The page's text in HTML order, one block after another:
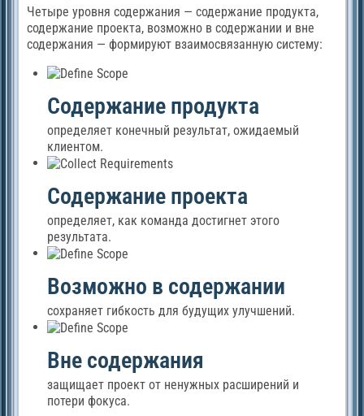
Четыре уровня содержания — содержание продукта,
содержание проекта, возможно в содержании и вне
содержания — формируют взаимосвязанную систему:
Содержание продукта
определяет конечный результат, ожидаемый
клиентом.
Содержание проекта
определяет, как команда достигнет этого
результата.
Возможно в содержании
сохраняет гибкость для будущих улучшений.
Вне содержания
защищает проект от ненужных расширений и
потери фокуса.